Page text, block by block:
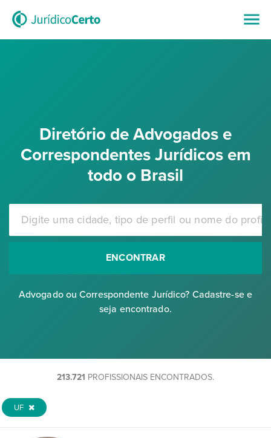
Diretório de Advogados e
Correspondentes Jurídicos em
todo o Brasil
ENCONTRAR
Advogado ou Correspondente Jurídico? Cadastre-se e
seja encontrado.
213.721 PROFISSIONAIS ENCONTRADOS.
UF